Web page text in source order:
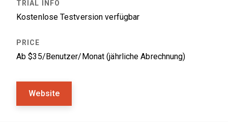
Kostenlose Testversion verfügbar
Ab $35/Benutzer/Monat (jährliche Abrechnung)
Website